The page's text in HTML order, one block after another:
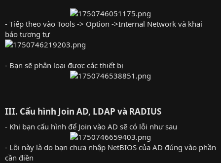
- Tiếp theo vào Tools -> Option ->Internal Network và khai
báo tương tự
- Bạn sẽ phân loại được các thiết bị
III. Cấu hình Join AD, LDAP và RADIUS​
- Khi bạn cấu hình để Join vào AD sẽ có lỗi như sau
- Lỗi này là do bạn chưa nhập NetBIOS của AD đúng vào phần
cần điền